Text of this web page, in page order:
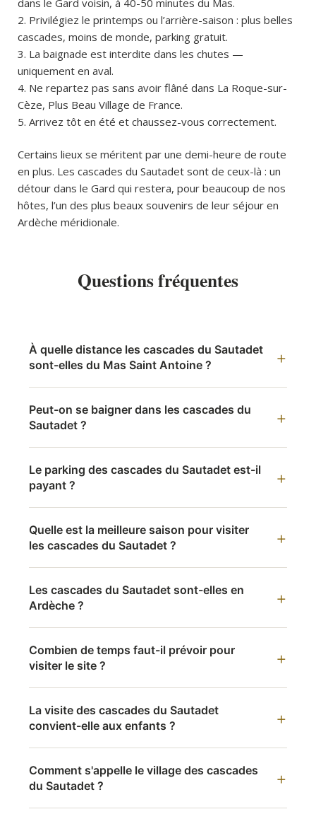
Privilégiez le printemps ou l’arrière-saison : plus belles
cascades, moins de monde, parking gratuit.
La baignade est interdite dans les chutes —
uniquement en aval.
Ne repartez pas sans avoir flâné dans La Roque-sur-
Cèze, Plus Beau Village de France.
Arrivez tôt en été et chaussez-vous correctement.
Certains lieux se méritent par une demi-heure de route
en plus. Les cascades du Sautadet sont de ceux-là : un
détour dans le Gard qui restera, pour beaucoup de nos
hôtes, l’un des plus beaux souvenirs de leur séjour en
Ardèche méridionale.
Questions fréquentes
À quelle distance les cascades du Sautadet
sont-elles du Mas Saint Antoine ?
Peut-on se baigner dans les cascades du
Sautadet ?
Le parking des cascades du Sautadet est-il
payant ?
Quelle est la meilleure saison pour visiter
les cascades du Sautadet ?
Les cascades du Sautadet sont-elles en
Ardèche ?
Combien de temps faut-il prévoir pour
visiter le site ?
La visite des cascades du Sautadet
convient-elle aux enfants ?
Comment s'appelle le village des cascades
du Sautadet ?